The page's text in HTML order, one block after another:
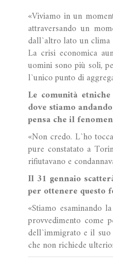
«Viviamo in un
attraversando un
dall`altro lato un clima
La crisi economica
uomini sono più soli,
l`unico punto di
Le comunità
dove stiamo
pensa che il
«Non credo. L`ho
pure constatato a
rifiutavano e
Il 31 gennaio
per ottenere questo
«Stiamo esaminando
provvedimento come
dell`immigrato e il
che non richiede